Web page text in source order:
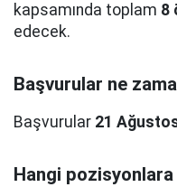
kapsamında toplam 8
edecek.
Başvurular ne
Başvurular 21
Hangi pozisyonlara